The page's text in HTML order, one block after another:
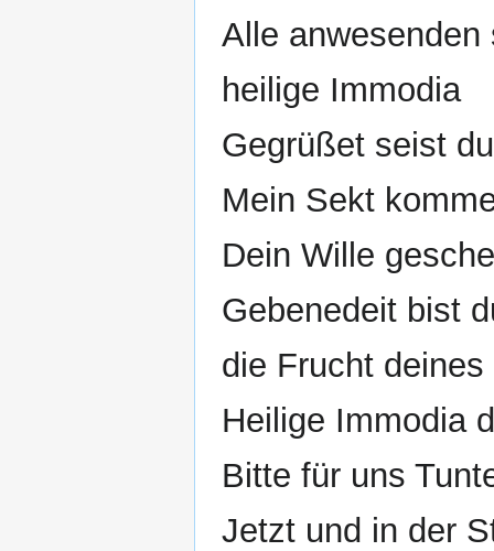
Alle
heilige Immodia
Gegrüßet seist
Mein Sekt
Dein Wille
Gebenedeit bist
die Frucht
Heilige Immodia
Bitte für uns
Jetzt und in der